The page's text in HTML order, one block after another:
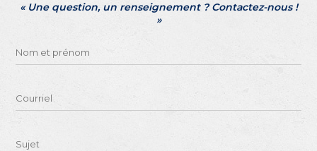
« Une question, un renseignement ? Contactez-nous !
»